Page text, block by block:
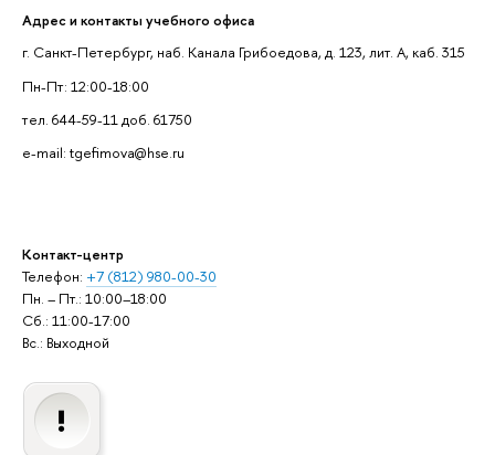
Адрес и контакты учебного офиса
г. Санкт-Петербург, наб. Канала Грибоедова, д. 123, лит. А, каб. 315
Пн-Пт: 12:00-18:00
тел. 644-59-11 доб. 61750
e-mail: tgefimova@hse.ru
Контакт-центр
Телефон: +7 (812) 980-00-30
Пн. – Пт.: 10:00–18:00
Сб.: 11:00-17:00
Вс.: Выходной